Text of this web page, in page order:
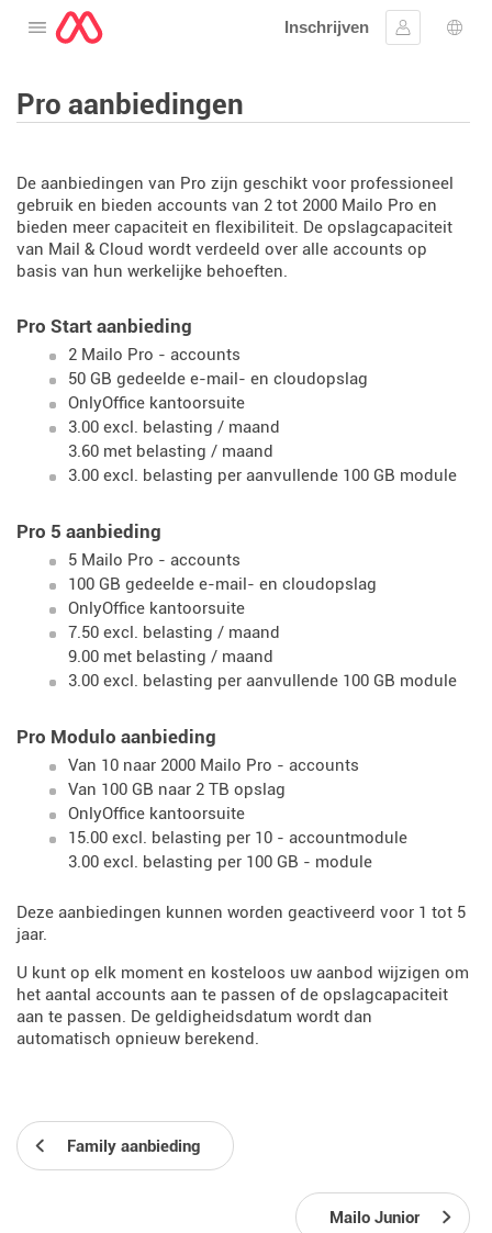
Open het menu
Inschrijven
Aanmelden
Taal
Pro aanbiedingen
De aanbiedingen van Pro zijn geschikt voor professioneel
gebruik en bieden accounts van 2 tot 2000 Mailo Pro en
bieden meer capaciteit en flexibiliteit. De opslagcapaciteit
van Mail & Cloud wordt verdeeld over alle accounts op
basis van hun werkelijke behoeften.
Pro Start aanbieding
2 Mailo Pro - accounts
50 GB gedeelde e-mail- en cloudopslag
OnlyOffice kantoorsuite
3.00 excl. belasting / maand
3.60 met belasting / maand
3.00 excl. belasting per aanvullende 100 GB module
Pro 5 aanbieding
5 Mailo Pro - accounts
100 GB gedeelde e-mail- en cloudopslag
OnlyOffice kantoorsuite
7.50 excl. belasting / maand
9.00 met belasting / maand
3.00 excl. belasting per aanvullende 100 GB module
Pro Modulo aanbieding
Van 10 naar 2000 Mailo Pro - accounts
Van 100 GB naar 2 TB opslag
OnlyOffice kantoorsuite
15.00 excl. belasting per 10 - accountmodule
3.00 excl. belasting per 100 GB - module
Deze aanbiedingen kunnen worden geactiveerd voor 1 tot 5
jaar.
U kunt op elk moment en kosteloos uw aanbod wijzigen om
het aantal accounts aan te passen of de opslagcapaciteit
aan te passen. De geldigheidsdatum wordt dan
automatisch opnieuw berekend.
Family aanbieding
Mailo Junior